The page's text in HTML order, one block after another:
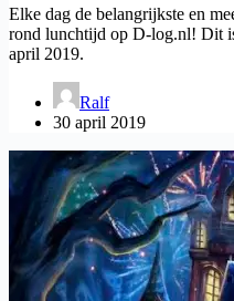
Elke dag de belangrijkste en
rond lunchtijd op D-log.nl! Dit
april 2019.
Ralf
30 april 2019